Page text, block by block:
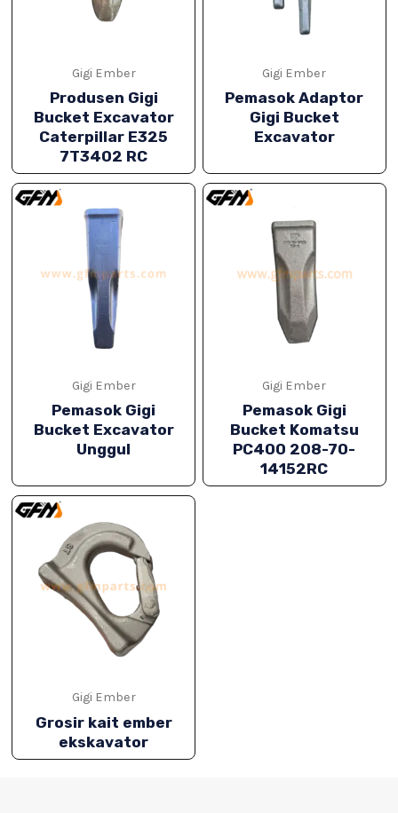
Gigi Ember
Produsen Gigi
Bucket Excavator
Caterpillar E325
7T3402 RC
Gigi Ember
Pemasok Adaptor
Gigi Bucket
Excavator
Gigi Ember
Pemasok Gigi
Bucket Excavator
Unggul
Gigi Ember
Pemasok Gigi
Bucket Komatsu
PC400 208-70-
14152RC
Gigi Ember
Grosir kait ember
ekskavator